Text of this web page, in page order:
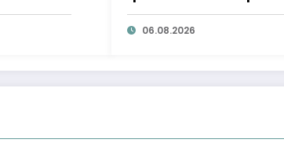
06.08.2026